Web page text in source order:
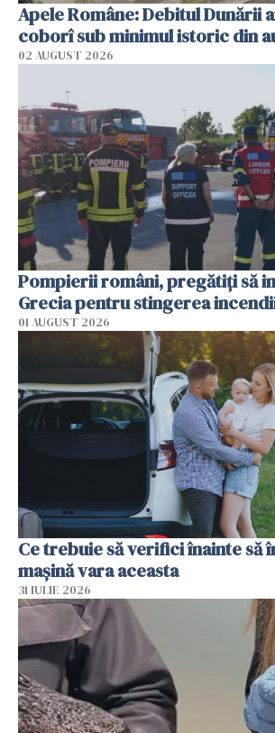
Apele Române: Debitul Dunării
coborî sub minimul istoric din
02 AUGUST 2026
Pompierii români, pregătiţi să
Grecia pentru stingerea
01 AUGUST 2026
Ce trebuie să verifici înainte să
mașină vara aceasta
31 IULIE 2026